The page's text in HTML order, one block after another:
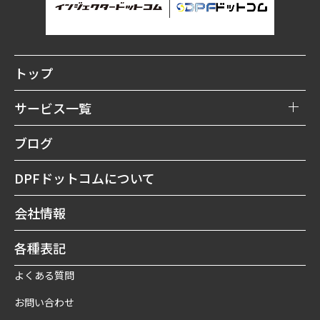
トップ
サービス一覧
DPFリビルト購入
DPF洗浄修理
DPF予防
ブログ
DPFドットコムについて
会社情報
各種表記
よくある質問
お問い合わせ